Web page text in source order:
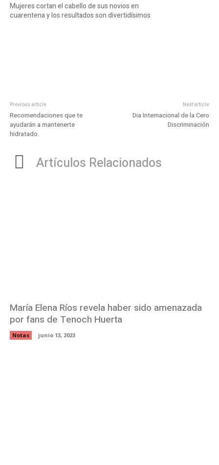
Mujeres cortan el cabello de sus novios en
cuarentena y los resultados son divertidísimos
Previous article
Recomendaciones que te
ayudarán a mantenerte
hidratado.
Next article
Dia Internacional de la Cero
Discriminación
Artículos Relacionados
María Elena Ríos revela haber sido amenazada
por fans de Tenoch Huerta
Notas junio 13, 2023